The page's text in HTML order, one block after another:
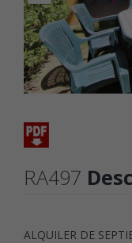
RA497
ALQUILER DE